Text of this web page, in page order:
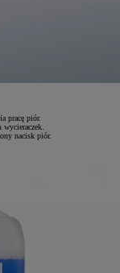
pracę piór.
wycieraczek.
nacisk piór.